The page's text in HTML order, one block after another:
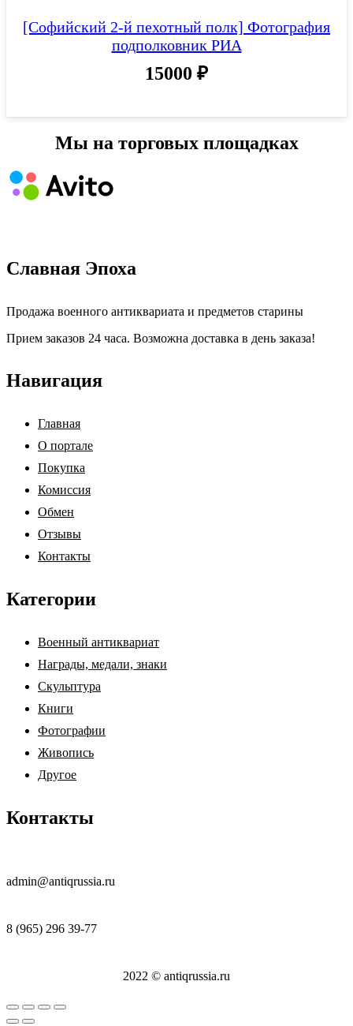
[Софийский 2-й пехотный полк] Фотография
подполковник РИА
15000 ₽
Мы на торговых площадках
Славная Эпоха
Продажа военного антиквариата и предметов старины
Прием заказов 24 часа. Возможна доставка в день заказа!
Навигация
Главная
О портале
Покупка
Комиссия
Обмен
Отзывы
Контакты
Категории
Военный антиквариат
Награды, медали, знаки
Скульптура
Книги
Фотографии
Живопись
Другое
Контакты
admin@antiqrussia.ru
8 (965) 296 39-77
2022 © antiqrussia.ru